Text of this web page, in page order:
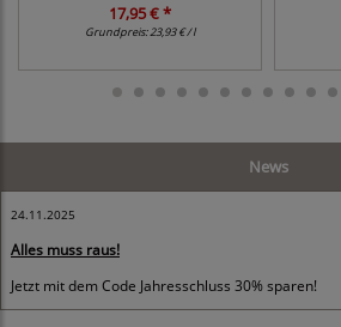
17,95 € *
Grundpreis:23,93 € / l
News
24.11.2025
Alles muss raus!
Jetzt mit dem Code Jahresschluss 30% sparen!